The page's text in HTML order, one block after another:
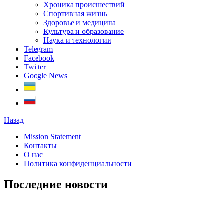
Хроника происшествий
Спортивная жизнь
Здоровье и медицина
Культура и образование
Наука и технологии
Telegram
Facebook
Twitter
Google News
Назад
Mission Statement
Контакты
О нас
Политика конфиденциальности
Последние новости